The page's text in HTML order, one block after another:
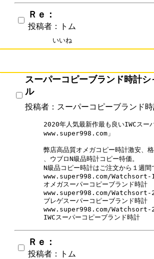
Ｒｅ：
投稿者：トム
いいね
スーパーコピーブランド時計シ
ル
投稿者：スーパーコピーブランド
2020年人気最新作最も良いIWCスー
www.super998.com」
弊店高品質オメガコピー時計激安、
、ウブロN級品時計コピー特価。
N級品コピー時計はご注文から１週
www.super998.com/
オメガスーパーコピーブランド時計
www.super998.com/
ブレゲスーパーコピーブランド時計
www.super998.com/
IWCスーパーコピーブランド時計
Ｒｅ：
投稿者：トム